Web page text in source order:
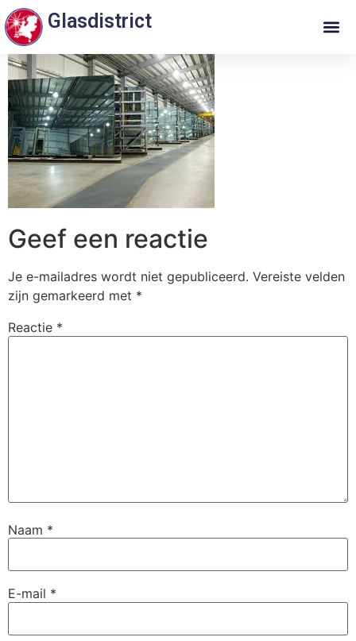
Glasdistrict
Geef een reactie
Je e-mailadres wordt niet gepubliceerd. Vereiste velden
zijn gemarkeerd met *
Reactie *
Naam *
E-mail *